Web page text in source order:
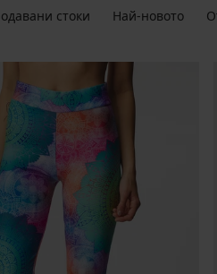
стоки Най-новото